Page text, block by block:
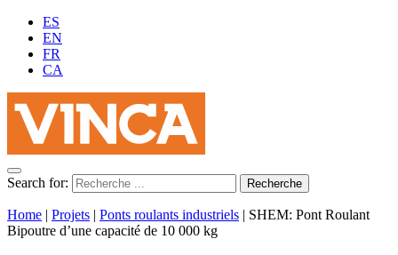
ES
EN
FR
CA
Search for:
Home | Projets | Ponts roulants industriels | SHEM: Pont Roulant
Bipoutre d’une capacité de 10 000 kg